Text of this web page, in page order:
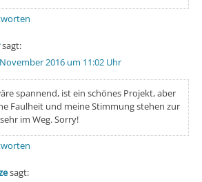
sagt:
2016 um 11:02 Uhr
spannend, ist ein schönes Projekt, aber
Faulheit und meine Stimmung stehen zur
im Weg. Sorry!
sagt: